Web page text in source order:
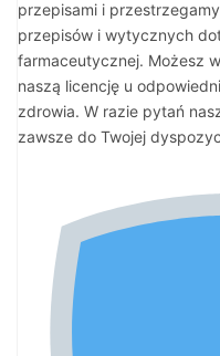
przepisami i
przepisów i wytycznych
farmaceutycznej. Możesz
naszą licencję u
zdrowia. W razie pytań
zawsze do Twojej